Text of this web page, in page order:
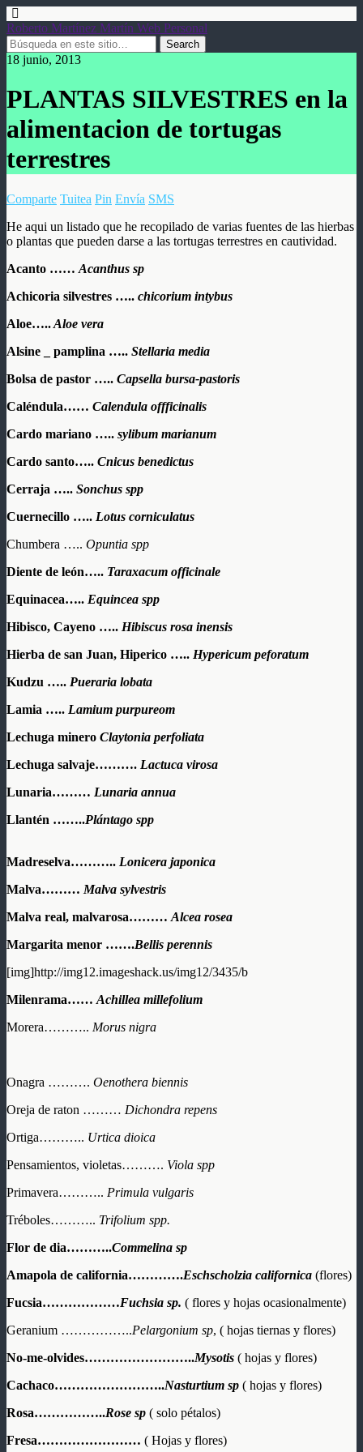
Roberto Martínez Martín Web Personal
18 junio, 2013
PLANTAS SILVESTRES en la
alimentacion de tortugas
terrestres
Comparte Tuitea Pin Envía SMS
He aqui un listado que he recopilado de varias fuentes de las hierbas
o plantas que pueden darse a las tortugas terrestres en cautividad.
Acanto …… Acanthus sp
Achicoria silvestres ….. chicorium intybus
Aloe…..Aloe vera
Alsine _ pamplina ….. Stellaria media
Bolsa de pastor ….. Capsella bursa-pastoris
Caléndula…… Calendula offficinalis
Cardo mariano ….. sylibum marianum
Cardo santo….. Cnicus benedictus
Cerraja ….. Sonchus spp
Cuernecillo ….. Lotus corniculatus
Chumbera ….. Opuntia spp
Diente de león….. Taraxacum officinale
Equinacea….. Equincea spp
Hibisco, Cayeno ….. Hibiscus rosa inensis
Hierba de san Juan, Hiperico ….. Hypericum peforatum
Kudzu ….. Pueraria lobata
Lamia ….. Lamium purpureom
Lechuga minero Claytonia perfoliata
Lechuga salvaje………. Lactuca virosa
Lunaria……… Lunaria annua
Llantén ……..Plántago spp
Madreselva……….. Lonicera japonica
Malva……… Malva sylvestris
Malva real, malvarosa……… Alcea rosea
Margarita menor …….Bellis perennis
[img]http://img12.imageshack.us/img12/3435/b
Milenrama…… Achillea millefolium
Morera……….. Morus nigra
Onagra ………. Oenothera biennis
Oreja de raton ……… Dichondra repens
Ortiga……….. Urtica dioica
Pensamientos, violetas………. Viola spp
Primavera……….. Primula vulgaris
Tréboles……….. Trifolium spp.
Flor de dia………..Commelina sp
Amapola de california………….Eschscholzia californica (flores)
Fucsia………………Fuchsia sp. ( flores y hojas ocasionalmente)
Geranium ……………..Pelargonium sp, ( hojas tiernas y flores)
No-me-olvides……………………..Mysotis ( hojas y flores)
Cachaco……………………..Nasturtium sp ( hojas y flores)
Rosa……………..Rose sp ( solo pétalos)
Fresa…………………… ( Hojas y flores)